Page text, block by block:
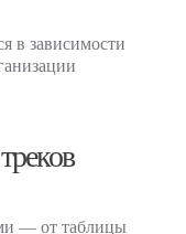
в зависимости
— от таблицы